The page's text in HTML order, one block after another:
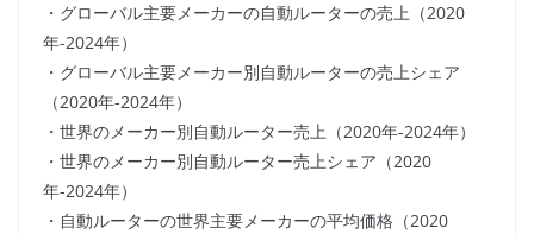
・グローバル主要メーカーの自動ルーターの売上（2020
年-2024年）
・グローバル主要メーカー別自動ルーターの売上シェア
（2020年-2024年）
・世界のメーカー別自動ルーター売上（2020年-2024年）
・世界のメーカー別自動ルーター売上シェア（2020
年-2024年）
・自動ルーターの世界主要メーカーの平均価格（2020